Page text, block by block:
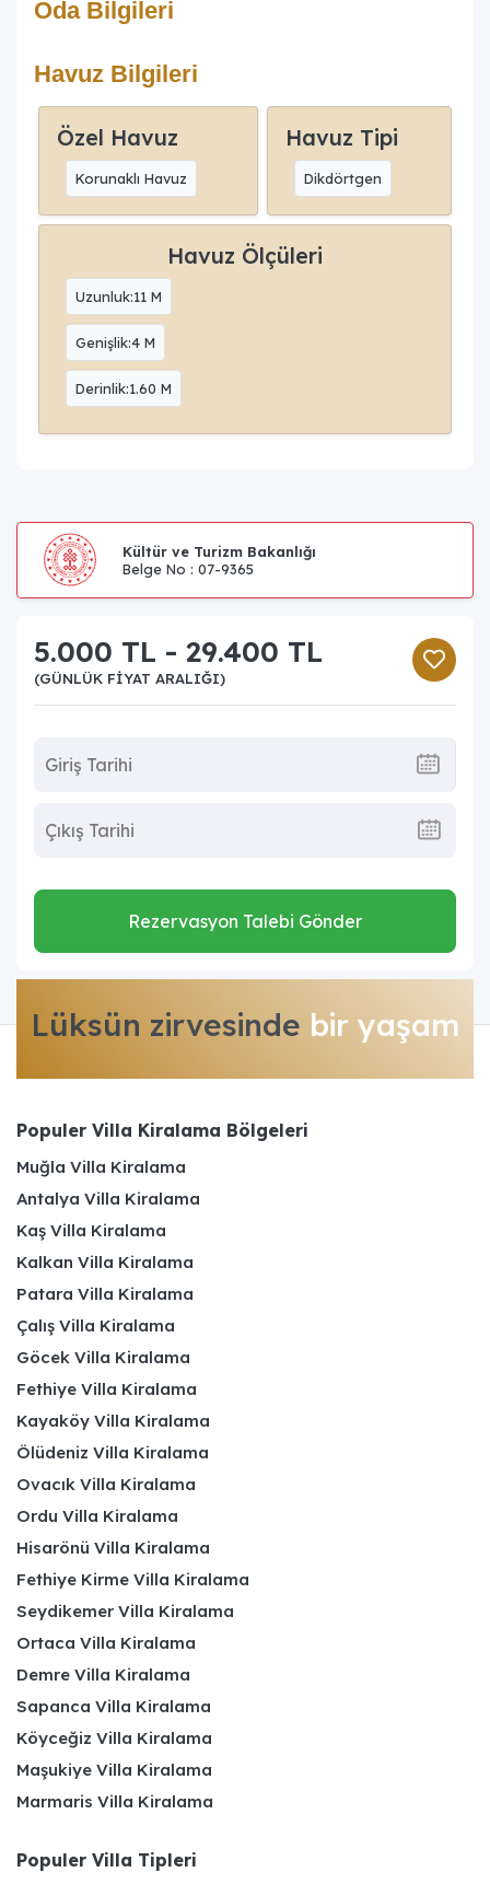
Oda Bilgileri
Havuz Bilgileri
Özel Havuz
Korunaklı Havuz
Havuz Tipi
Dikdörtgen
Havuz Ölçüleri
Uzunluk:11 M
Genişlik:4 M
Derinlik:1.60 M
Kültür ve Turizm Bakanlığı
Belge No : 07-9365
5.000 TL - 29.400 TL
(GÜNLÜK FIYAT ARALIĞI)
Rezervasyon Talebi Gönder
Lüksün zirvesinde bir yaşam
Populer Villa Kiralama Bölgeleri
Muğla Villa Kiralama
Antalya Villa Kiralama
Kaş Villa Kiralama
Kalkan Villa Kiralama
Patara Villa Kiralama
Çalış Villa Kiralama
Göcek Villa Kiralama
Fethiye Villa Kiralama
Kayaköy Villa Kiralama
Ölüdeniz Villa Kiralama
Ovacık Villa Kiralama
Ordu Villa Kiralama
Hisarönü Villa Kiralama
Fethiye Kirme Villa Kiralama
Seydikemer Villa Kiralama
Ortaca Villa Kiralama
Demre Villa Kiralama
Sapanca Villa Kiralama
Köyceğiz Villa Kiralama
Maşukiye Villa Kiralama
Marmaris Villa Kiralama
Populer Villa Tipleri